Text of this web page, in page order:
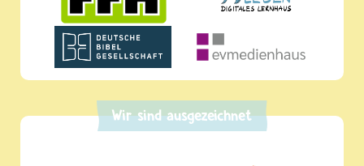
Wir sind ausgezeichnet